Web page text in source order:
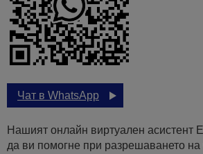
Чат в WhatsApp
Нашият онлайн виртуален асистент
да ви помогне при разрешаването